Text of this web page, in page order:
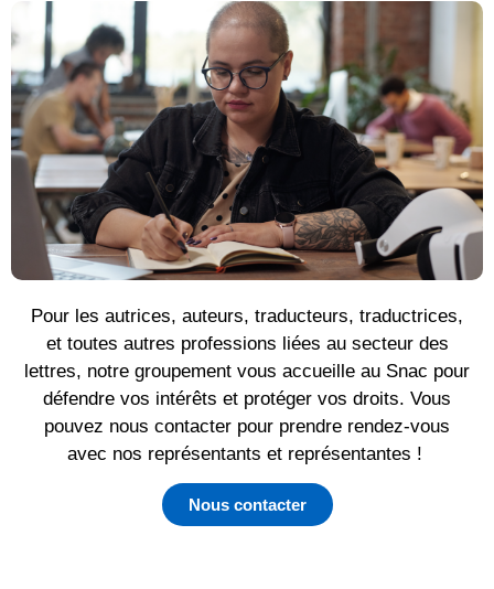
Pour les autrices, auteurs, traducteurs, traductrices,
et toutes autres professions liées au secteur des
lettres, notre groupement vous accueille au Snac pour
défendre vos intérêts et protéger vos droits. Vous
pouvez nous contacter pour prendre rendez-vous
avec nos représentants et représentantes !
Nous contacter